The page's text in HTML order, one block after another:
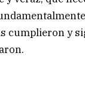
cumplieron y